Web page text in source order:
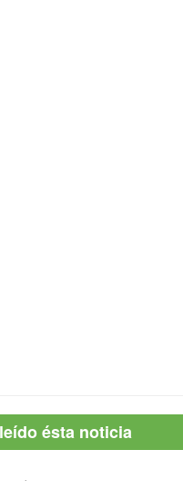
ésta noticia